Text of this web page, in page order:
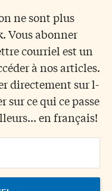
ne sont plus
Vous abonner
courriel est un
à nos articles.
directement sur l-
sur ce qui ce passe
en français!